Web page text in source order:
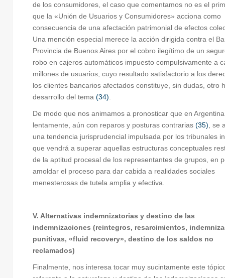
de los consumidores, el caso que comentamos no es el
que la «Unión de Usuarios y Consumidores» acciona como
consecuencia de una afectación patrimonial de efectos
Una mención especial merece la acción dirigida contra el
Provincia de Buenos Aires por el cobro ilegítimo de un
robo en cajeros automáticos impuesto compulsivamente a
millones de usuarios, cuyo resultado satisfactorio a los
los clientes bancarios afectados constituye, sin dudas, otro
desarrollo del tema (34)
De modo que nos animamos a pronosticar que en
lentamente, aún con reparos y posturas contrarias (35) , se
una tendencia jurisprudencial impulsada por los tribunales
que vendrá a superar aquellas estructuras conceptuales
de la aptitud procesal de los representantes de grupos, en
amoldar el proceso para dar cabida a realidades sociales
menesterosas de tutela amplia y efectiva.
V. Alternativas indemnizatorias y destino de las
indemnizaciones (reintegros, resarcimientos,
punitivas, «fluid recovery», destino de los saldos no
reclamados)
Finalmente, nos interesa tocar muy sucintamente este